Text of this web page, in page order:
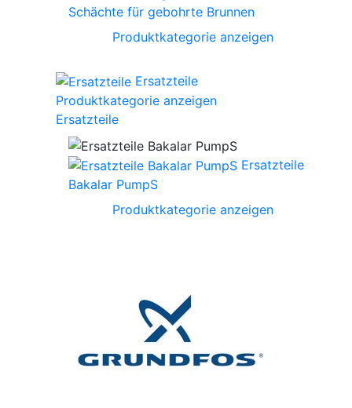
Schächte für gebohrte Brunnen
Produktkategorie anzeigen
Ersatzteile
Produktkategorie anzeigen
Ersatzteile
Ersatzteile
Bakalar PumpS
Produktkategorie anzeigen